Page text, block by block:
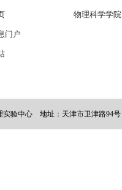
门户
物理科学学院
实验中心 地址：天津市卫津路94号